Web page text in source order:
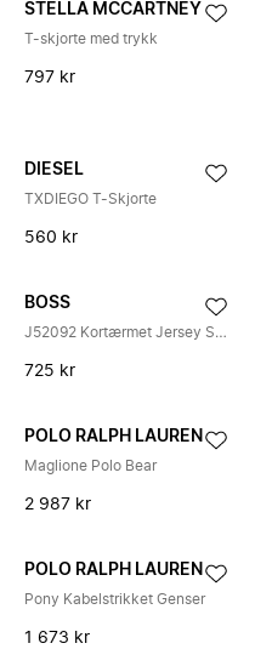
STELLA MCCARTNEY
T-skjorte med trykk
797 kr
DIESEL
TXDIEGO T-Skjorte
560 kr
BOSS
J52092 Kortærmet Jersey Skjorte
725 kr
POLO RALPH LAUREN
Maglione Polo Bear
2 987 kr
POLO RALPH LAUREN
Pony Kabelstrikket Genser
1 673 kr